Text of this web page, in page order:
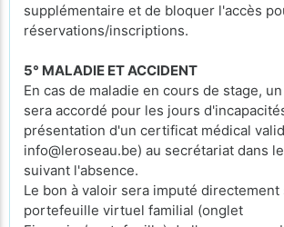
supplémentaire et de bloquer l'accès
réservations/inscriptions.
5° MALADIE ET ACCIDENT
En cas de maladie en cours de stage,
sera accordé pour les jours
présentation d'un certificat médical
info@leroseau.be) au secrétariat dans
suivant l'absence.
Le bon à valoir sera imputé directement
portefeuille virtuel familial (onglet